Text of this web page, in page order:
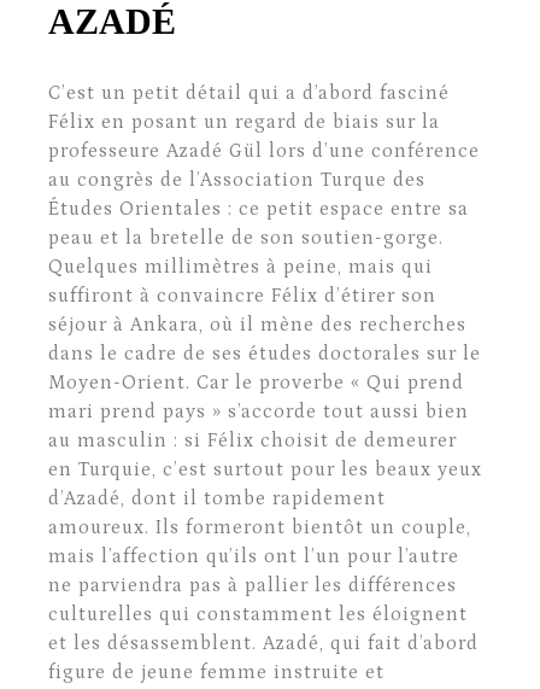
AZADÉ
C’est un petit détail qui a d’abord fasciné
Félix en posant un regard de biais sur la
professeure Azadé Gül lors d’une conférence
au congrès de l’Association Turque des
Études Orientales : ce petit espace entre sa
peau et la bretelle de son soutien-gorge.
Quelques millimètres à peine, mais qui
suffiront à convaincre Félix d’étirer son
séjour à Ankara, où il mène des recherches
dans le cadre de ses études doctorales sur le
Moyen-Orient. Car le proverbe « Qui prend
mari prend pays » s’accorde tout aussi bien
au masculin : si Félix choisit de demeurer
en Turquie, c’est surtout pour les beaux yeux
d’Azadé, dont il tombe rapidement
amoureux. Ils formeront bientôt un couple,
mais l’affection qu’ils ont l’un pour l’autre
ne parviendra pas à pallier les différences
culturelles qui constamment les éloignent
et les désassemblent. Azadé, qui fait d’abord
figure de jeune femme instruite et